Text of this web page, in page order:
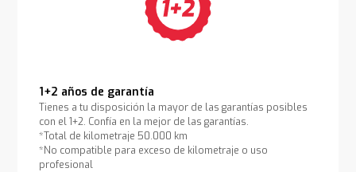
1+2 años de garantía
Tienes a tu disposición la mayor de las garantías posibles
con el 1+2. Confía en la mejor de las garantías.
*Total de kilometraje 50.000 km
*No compatible para exceso de kilometraje o uso
profesional